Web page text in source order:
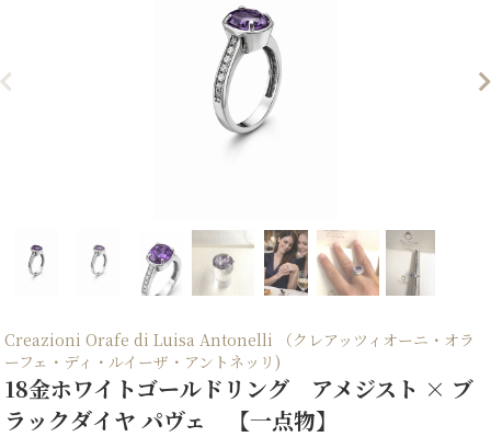
Creazioni Orafe di Luisa Antonelli （クレアッツィオーニ・オラ
ーフェ・ディ・ルイーザ・アントネッリ)
18金ホワイトゴールドリング アメジスト × ブ
ラックダイヤ パヴェ 【一点物】